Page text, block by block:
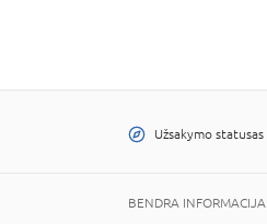
Užsakymo statusas
BENDRA INFORMACIJA